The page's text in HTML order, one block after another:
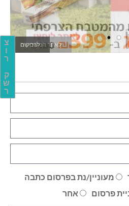
צ
ו
ר
ק
ש
ר
לאתר המשחקים
מעוניין/נת בפרסום כתבה
פרסום
אחר